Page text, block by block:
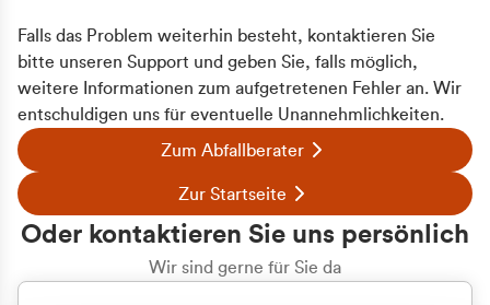
Falls das Problem weiterhin besteht, kontaktieren Sie
bitte unseren Support und geben Sie, falls möglich,
weitere Informationen zum aufgetretenen Fehler an. Wir
entschuldigen uns für eventuelle Unannehmlichkeiten.
Zum Abfallberater
Zur Startseite
Oder kontaktieren Sie uns persönlich
Wir sind gerne für Sie da